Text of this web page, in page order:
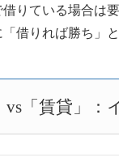
りている場合は
借りれば勝ち」
vs「賃貸」：